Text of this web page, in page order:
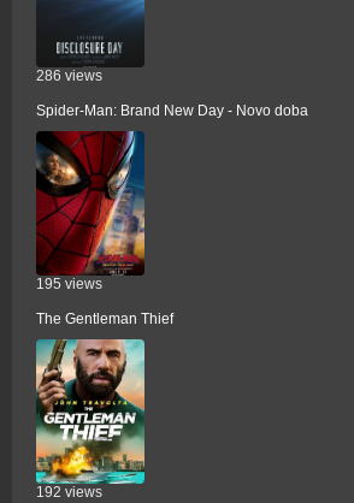
286 views
Spider-Man: Brand New Day - Novo doba
195 views
The Gentleman Thief
192 views